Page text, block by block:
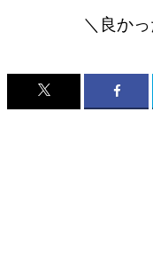
＼良か